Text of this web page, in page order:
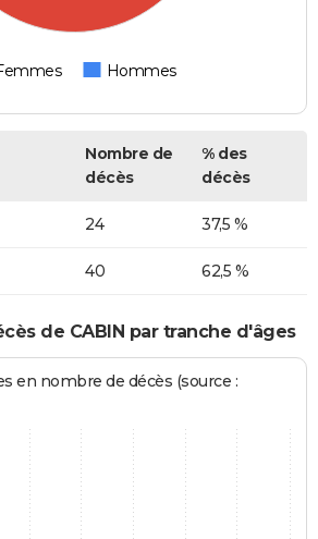
Hommes
Nombre de
décès
% des
décès
24 37,5 %
40 62,5 %
de CABIN par tranche d'âges
en nombre de décès (source :